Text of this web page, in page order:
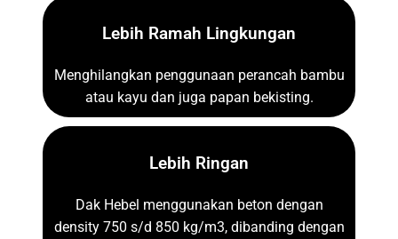
Lebih Ramah Lingkungan
Menghilangkan penggunaan perancah bambu
atau kayu dan juga papan bekisting.
Lebih Ringan
Dak Hebel menggunakan beton dengan
density 750 s/d 850 kg/m3, dibanding dengan